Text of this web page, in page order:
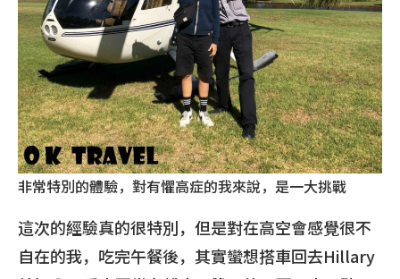
非常特別的體驗，對有懼高症的我來說，是一大挑戰
這次的經驗真的很特別，但是對在高空會感覺很不
自在的我，吃完午餐後，其實蠻想搭車回去Hillary